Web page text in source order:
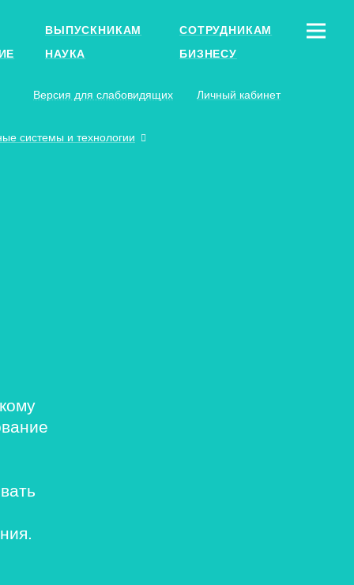
ВЫПУСКНИКАМ
СОТРУДНИКАМ
НАУКА БИЗНЕСУ
Версия для слабовидящих Личный кабинет
системы и технологии